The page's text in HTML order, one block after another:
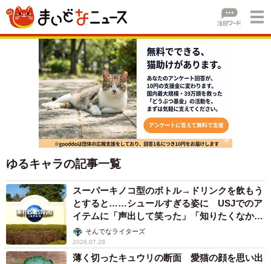
ゆるキャラの記事一覧
スーパーキノコ型のボトル→ドリンクを飲もう
とすると……シュールすぎる姿に USJでのア
イテムに「声出して笑った」「知りたくなかっ
た真実」
そんでなライターズ
2026.07.28
薄く切ったキュウリの断面 愛猫の顔を思い出